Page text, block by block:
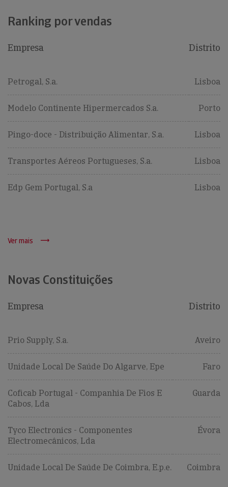
Ranking por vendas
Empresa Distrito
Petrogal, S.a. Lisboa
Modelo Continente Hipermercados S.a. Porto
Pingo-doce - Distribuição Alimentar, S.a. Lisboa
Transportes Aéreos Portugueses, S.a. Lisboa
Edp Gem Portugal, S.a Lisboa
Ver mais
Novas Constituições
Empresa Distrito
Prio Supply, S.a. Aveiro
Unidade Local De Saúde Do Algarve, Epe Faro
Coficab Portugal - Companhia De Fios E
Cabos, Lda
Guarda
Tyco Electronics - Componentes
Electromecânicos, Lda
Évora
Unidade Local De Saúde De Coimbra, E.p.e. Coimbra